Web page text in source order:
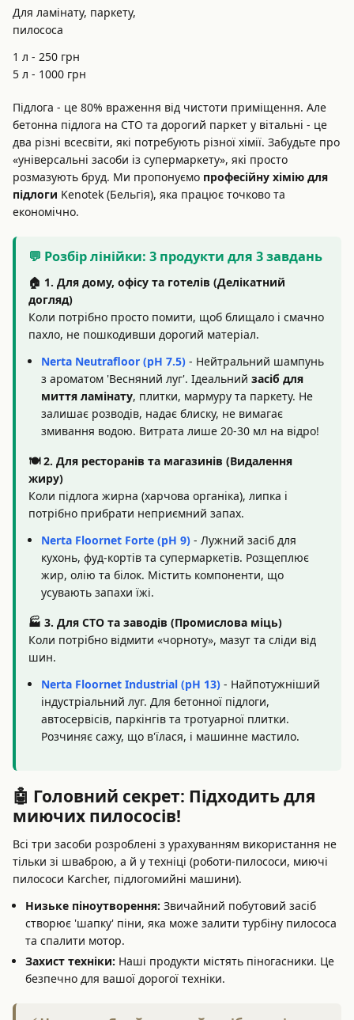
Для ламінату, паркету,
пилососа
1 л - 250 грн
5 л - 1000 грн
Підлога - це 80% враження від чистоти приміщення. Але
бетонна підлога на СТО та дорогий паркет у вітальні - це
два різні всесвіти, які потребують різної хімії. Забудьте про
«універсальні засоби із супермаркету», які просто
розмазують бруд. Ми пропонуємо професійну хімію для
підлоги Kenotek (Бельгія), яка працює точково та
економічно.
💬 Розбір лінійки: 3 продукти для 3 завдань
🏠 1. Для дому, офісу та готелів (Делікатний
догляд)
Коли потрібно просто помити, щоб блищало і смачно
пахло, не пошкодивши дорогий матеріал.
Nerta Neutrafloor (pH 7.5) - Нейтральний шампунь
з ароматом 'Весняний луг'. Ідеальний засіб для
миття ламінату, плитки, мармуру та паркету. Не
залишає розводів, надає блиску, не вимагає
змивання водою. Витрата лише 20-30 мл на відро!
🍽️ 2. Для ресторанів та магазинів (Видалення
жиру)
Коли підлога жирна (харчова органіка), липка і
потрібно прибрати неприємний запах.
Nerta Floornet Forte (pH 9) - Лужний засіб для
кухонь, фуд-кортів та супермаркетів. Розщеплює
жир, олію та білок. Містить компоненти, що
усувають запахи їжі.
🏭 3. Для СТО та заводів (Промислова міць)
Коли потрібно відмити «чорноту», мазут та сліди від
шин.
Nerta Floornet Industrial (pH 13) - Найпотужніший
індустріальний луг. Для бетонної підлоги,
автосервісів, паркінгів та тротуарної плитки.
Розчиняє сажу, що в'їлася, і машинне мастило.
🤖 Головний секрет: Підходить для
миючих пилососів!
Всі три засоби розроблені з урахуванням використання не
тільки зі шваброю, а й у техніці (роботи-пилососи, миючі
пилососи Karcher, підлогомийні машини).
Низьке піноутворення: Звичайний побутовий засіб
створює 'шапку' піни, яка може залити турбіну пилососа
та спалити мотор.
Захист техніки: Наші продукти містять піногасники. Це
безпечно для вашої дорогої техніки.